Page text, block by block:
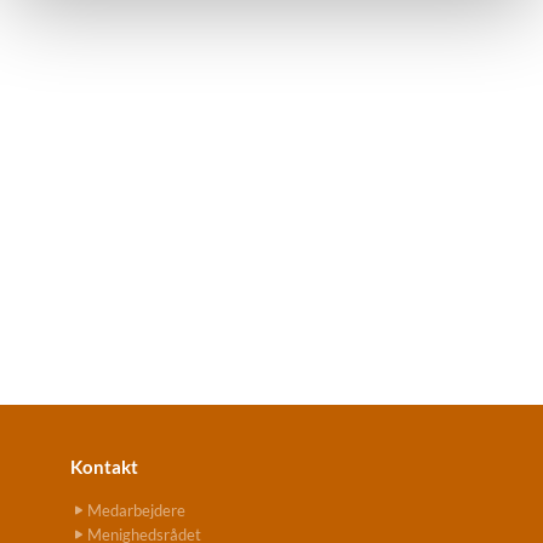
Kontakt
Medarbejdere
Menighedsrådet